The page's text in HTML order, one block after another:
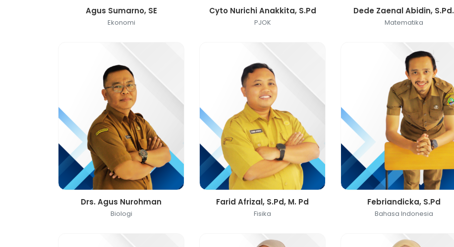
Agus Sumarno, SE
Ekonomi
Cyto Nurichi Anakkita, S.Pd
PJOK
Dede Zaenal Abidin, S.Pd.
Matematika
Drs. Agus Nurohman
Biologi
Farid Afrizal, S.Pd, M. Pd
Fisika
Febriandicka, S.Pd
Bahasa Indonesia